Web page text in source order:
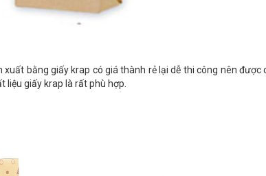
bằng giấy krap có giá thành rẻ lại dễ thi công nên được
liệu giấy krap là rất phù hợp.